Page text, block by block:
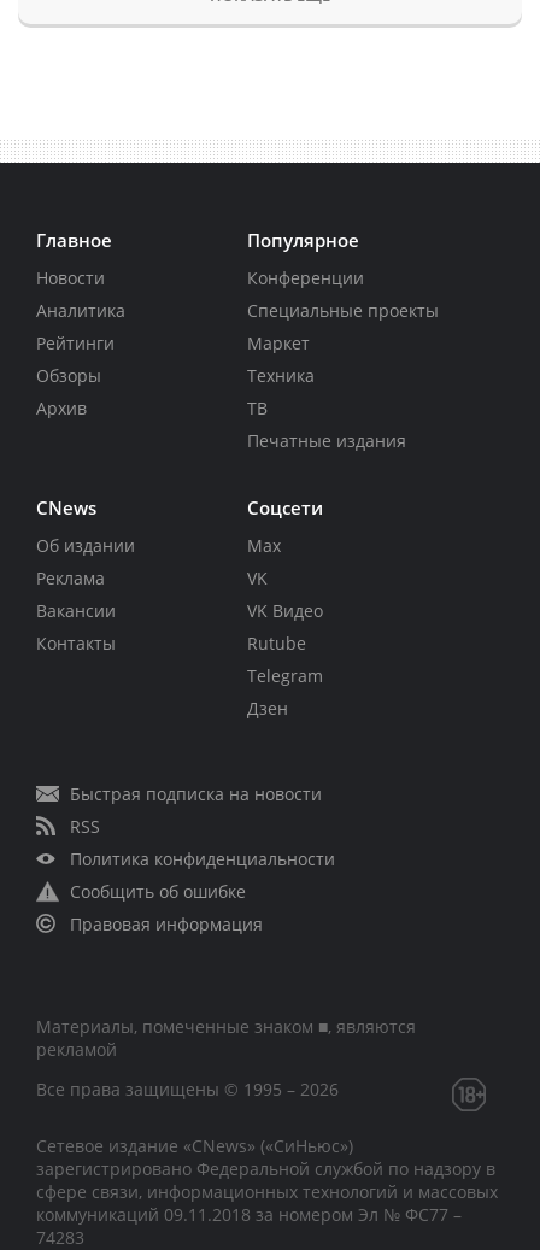
Главное
Новости
Аналитика
Рейтинги
Обзоры
Архив
Популярное
Конференции
Специальные проекты
Маркет
Техника
ТВ
Печатные издания
CNews
Об издании
Реклама
Вакансии
Контакты
Соцсети
Max
VK
VK Видео
Rutube
Telegram
Дзен
Быстрая подписка на новости
RSS
Политика конфиденциальности
Сообщить об ошибке
Правовая информация
Материалы, помеченные знаком ■, являются
рекламой
Все права защищены © 1995 – 2026
Сетевое издание «CNews» («СиНьюс»)
зарегистрировано Федеральной службой по надзору в
сфере связи, информационных технологий и массовых
коммуникаций 09.11.2018 за номером Эл № ФС77 –
74283